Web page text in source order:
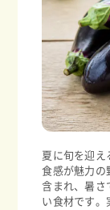
夏に旬を迎え
食感が魅力の
含まれ、暑さ
い食材です。